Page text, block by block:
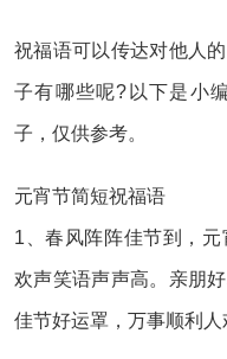
祝福语可以传达对他人
子有哪些呢?以下是小
子，仅供参考。
元宵节简短祝福语
1、春风阵阵佳节到，元
欢声笑语声声高。亲朋
佳节好运罩，万事顺利人